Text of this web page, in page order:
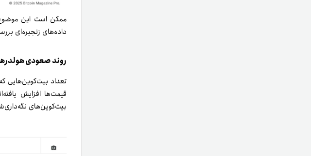
ممکن است این موضوع
داده‌های زنجیره‌ای
روند صعودی
قیمت‌ها افزایش
بیت‌کوین‌های